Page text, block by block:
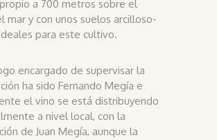
a 700 metros sobre el
mar y con unos suelos arcilloso-
para este cultivo.
encargado de supervisar la
ha sido Fernando Megía e
el vino se está distribuyendo
a nivel local, con la
de Juan Megía, aunque la